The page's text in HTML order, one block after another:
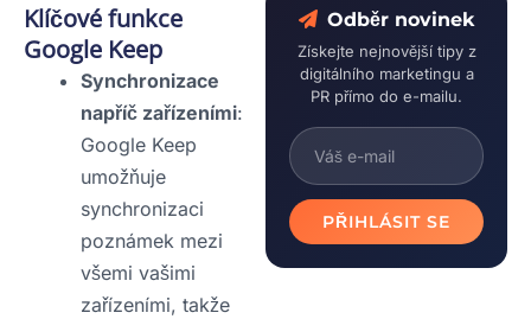
Klíčové funkce
Google Keep
Synchronizace
napříč zařízeními:
Google Keep
umožňuje
synchronizaci
poznámek mezi
všemi vašimi
zařízeními, takže
Odběr novinek
Získejte nejnovější tipy z
digitálního marketingu a
PR přímo do e-mailu.
PŘIHLÁSIT SE